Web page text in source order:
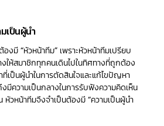
เป็นผู้นำ
งมี “หัวหน้าทีม” เพราะหัวหน้าทีมเปรียบ
ให้สมาชิกทุกคนเดินไปในทิศทางที่ถูกต้อง
เป็นผู้นำในการตัดสินใจและแก้ไขปัญหา
มีความเป็นกลางในการรับฟังความคิดเห็น
วหน้าทีมจึงจำเป็นต้องมี “ความเป็นผู้นำ